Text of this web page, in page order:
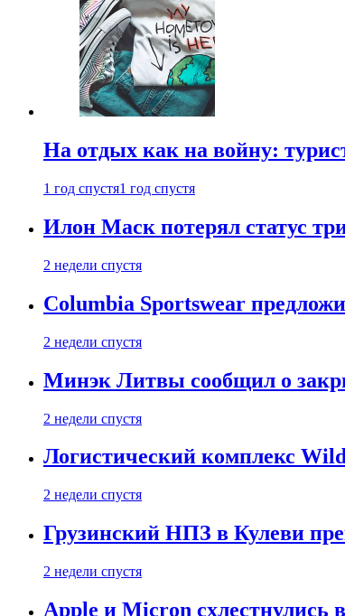
На отдых как на войну:
1 год спустя1 год спустя
Илон Маск потерял статус
2 недели спустя
Columbia Sportswear
2 недели спустя
Минэк Литвы сообщил о
2 недели спустя
Логистический комплекс
2 недели спустя
Грузинский НПЗ в Кулеви
2 недели спустя
Apple и Micron схлестнулись